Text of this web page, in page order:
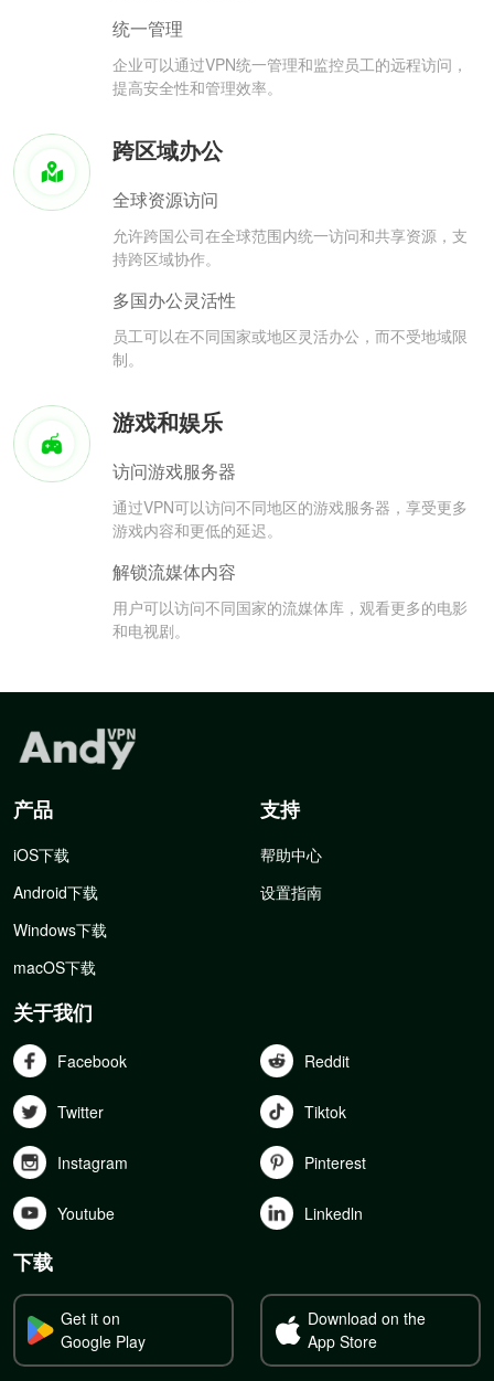
统一管理
企业可以通过VPN统一管理和监控员工的远程访问，
提高安全性和管理效率。
跨区域办公
全球资源访问
允许跨国公司在全球范围内统一访问和共享资源，支
持跨区域协作。
多国办公灵活性
员工可以在不同国家或地区灵活办公，而不受地域限
制。
游戏和娱乐
访问游戏服务器
通过VPN可以访问不同地区的游戏服务器，享受更多
游戏内容和更低的延迟。
解锁流媒体内容
用户可以访问不同国家的流媒体库，观看更多的电影
和电视剧。
产品
iOS下载
Android下载
Windows下载
macOS下载
支持
帮助中心
设置指南
关于我们
Facebook Reddit
Twitter Tiktok
Instagram Pinterest
Youtube Linkedln
下载
Get it on
Google Play
Download on the
App Store